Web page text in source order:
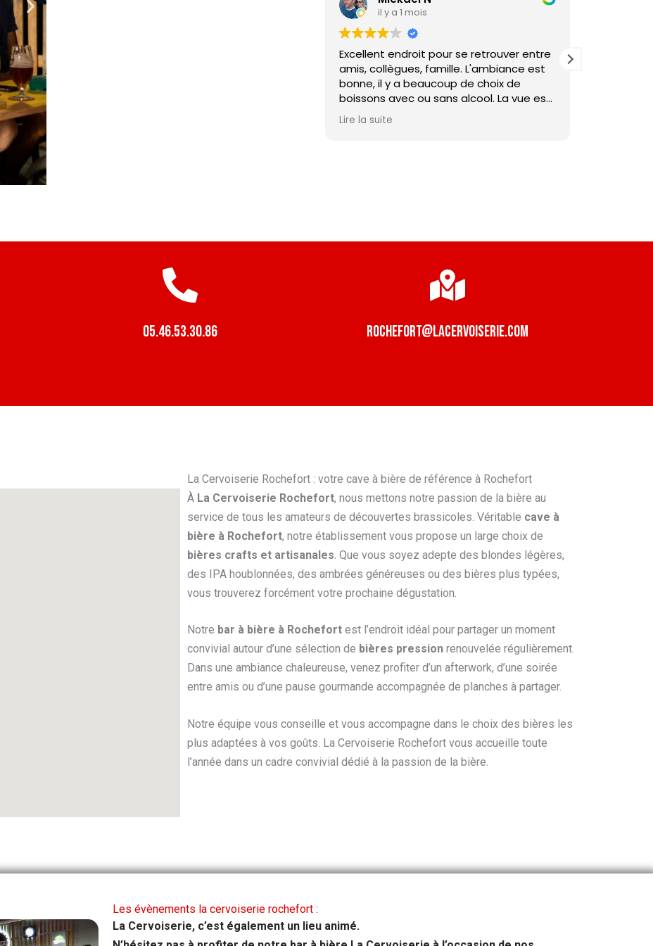
il y a 1 mois
Excellent endroit pour se retrouver entre
amis, collègues, famille. L'ambiance est
bonne, il y a beaucoup de choix de
boissons avec ou sans alcool. La vue est
superbe. Dedans ou dehors. L'équipe est
super. Les tapas sont moyennes...
Lire la suite
05.46.53.30.86 rochefort@lacervoiserie.com
La Cervoiserie Rochefort : votre cave à bière de référence à Rochefort
À La Cervoiserie Rochefort, nous mettons notre passion de la bière au
service de tous les amateurs de découvertes brassicoles. Véritable cave à
bière à Rochefort, notre établissement vous propose un large choix de
bières crafts et artisanales . Que vous soyez adepte des blondes légères,
des IPA houblonnées, des ambrées généreuses ou des bières plus typées,
vous trouverez forcément votre prochaine dégustation.
Notre bar à bière à Rochefort est l’endroit idéal pour partager un moment
convivial autour d’une sélection de bières pression renouvelée régulièrement.
Dans une ambiance chaleureuse, venez profiter d’un afterwork, d’une soirée
entre amis ou d’une pause gourmande accompagnée de planches à partager.
Notre équipe vous conseille et vous accompagne dans le choix des bières les
plus adaptées à vos goûts. La Cervoiserie Rochefort vous accueille toute
l’année dans un cadre convivial dédié à la passion de la bière.
Les évènements la cervoiserie rochefort :
La Cervoiserie, c’est également un lieu animé.